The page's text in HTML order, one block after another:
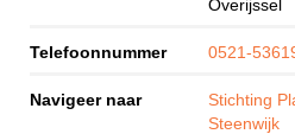
Overijssel
Telefoonnummer 0521-
Navigeer naar
Stichting
Steenwijk